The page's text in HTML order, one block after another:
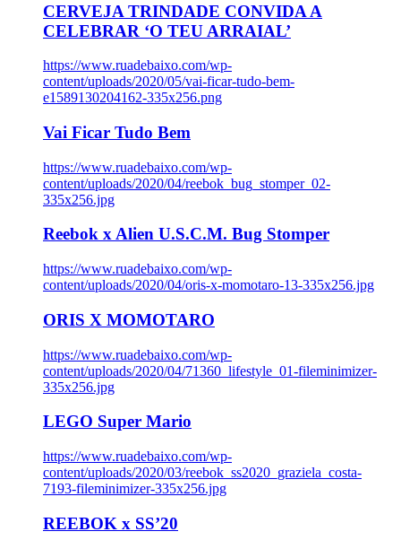
CERVEJA TRINDADE CONVIDA A
CELEBRAR ‘O TEU ARRAIAL’
https://www.ruadebaixo.com/wp-
content/uploads/2020/05/vai-ficar-tudo-bem-
e1589130204162-335x256.png
Vai Ficar Tudo Bem
https://www.ruadebaixo.com/wp-
content/uploads/2020/04/reebok_bug_stomper_02-
335x256.jpg
Reebok x Alien U.S.C.M. Bug Stomper
https://www.ruadebaixo.com/wp-
content/uploads/2020/04/oris-x-momotaro-13-335x256.jpg
ORIS X MOMOTARO
https://www.ruadebaixo.com/wp-
content/uploads/2020/04/71360_lifestyle_01-fileminimizer-
335x256.jpg
LEGO Super Mario
https://www.ruadebaixo.com/wp-
content/uploads/2020/03/reebok_ss2020_graziela_costa-
7193-fileminimizer-335x256.jpg
REEBOK x SS’20